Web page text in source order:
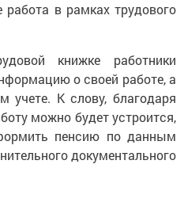
работа в рамках трудового
книжке работники
о своей работе, а
учете. К слову, благодаря
можно будет устроится,
пенсию по данным
документального